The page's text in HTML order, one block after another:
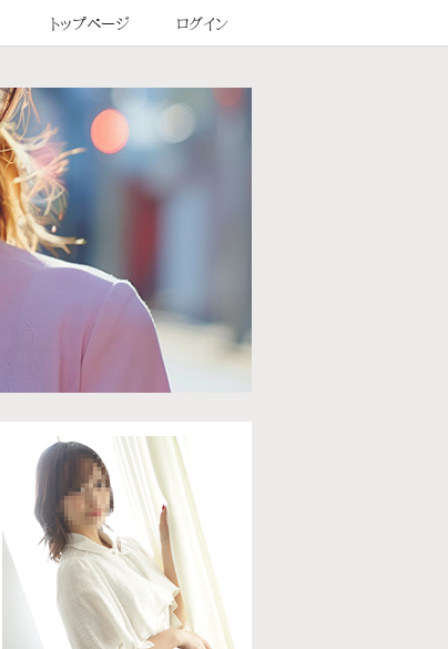
トップページ ログイン